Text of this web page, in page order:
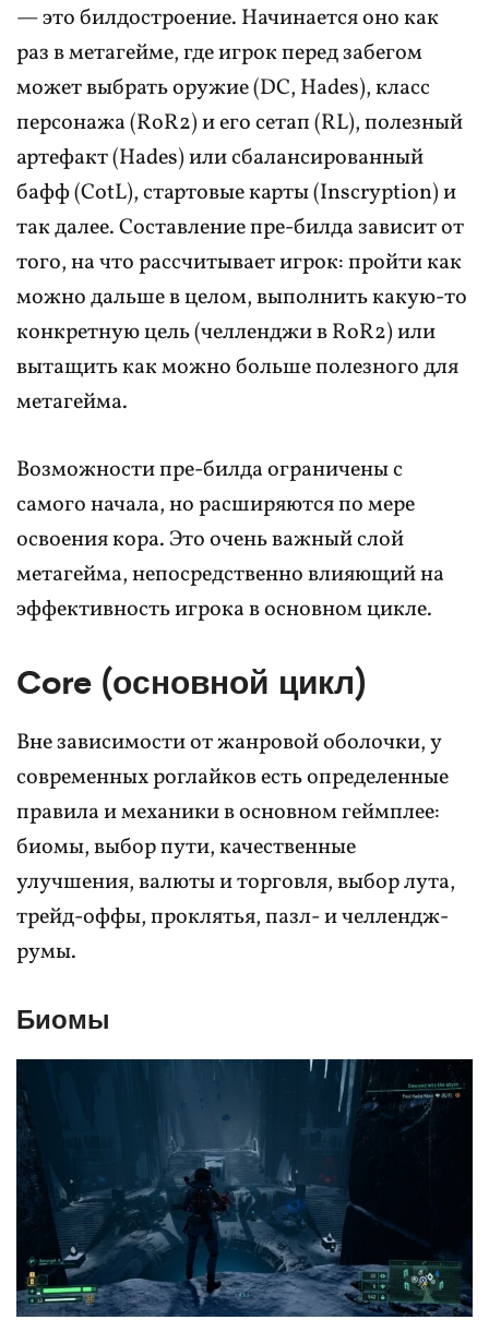
— это билдостроение. Начинается оно как
раз в метагейме, где игрок перед забегом
может выбрать оружие (DC, Hades), класс
персонажа (RoR2) и его сетап (RL), полезный
артефакт (Hades) или сбалансированный
бафф (CotL), стартовые карты (Inscryption) и
так далее. Составление пре-билда зависит от
того, на что рассчитывает игрок: пройти как
можно дальше в целом, выполнить какую-то
конкретную цель (челленджи в RoR2) или
вытащить как можно больше полезного для
метагейма.
Возможности пре-билда ограничены с
самого начала, но расширяются по мере
освоения кора. Это очень важный слой
метагейма, непосредственно влияющий на
эффективность игрока в основном цикле.
Core (основной цикл)
Вне зависимости от жанровой оболочки, у
современных роглайков есть определенные
правила и механики в основном геймплее:
биомы, выбор пути, качественные
улучшения, валюты и торговля, выбор лута,
трейд-оффы, проклятья, пазл- и челлендж-
румы.
Биомы